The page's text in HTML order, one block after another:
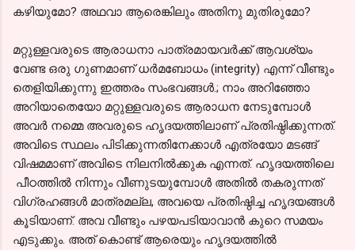
കഴിയുമോ? അഥവാ ആരെങ്കിലും അതിനു മുതിരുമോ?
മറ്റുള്ളവരുടെ ആരാധനാ പാത്രമായവര്‍ക്ക് ആവശ്യം
വേണ്ട ഒരു ഗുണമാണ് ധര്‍മബോധം (integrity) എന്ന്‍ വീണ്ടും
തെളിയിക്കുന്നു ഇത്തരം സംഭവങ്ങള്‍.; നാം അറിഞ്ഞോ
അറിയാതെയോ മറ്റുള്ളവരുടെ ആരാധന നേടുമ്പോള്‍
അവര്‍ നമ്മെ അവരുടെ ഹൃദയത്തിലാണ് പ്രതിഷ്ഠിക്കുന്നത്.
അവിടെ സ്ഥലം പിടിക്കുന്നതിനേക്കാള്‍ എത്രയോ മടങ്ങ്‌
വിഷമമാണ്‌ അവിടെ നിലനില്‍ക്കുക എന്നത്. ഹൃദയത്തിലെ
പീഠത്തില്‍ നിന്നും വീണുടയുമ്പോള്‍ അതില്‍ തകരുന്നത്
വിഗ്രഹങ്ങള്‍ മാത്രമല്ല, അവയെ പ്രതിഷ്ഠിച്ച ഹൃദയങ്ങള്‍
കൂടിയാണ്. അവ വീണ്ടും പഴയപടിയാവാന്‍ കുറെ സമയം
എടുക്കും. അത് കൊണ്ട് ആരെയും ഹൃദയത്തില്‍